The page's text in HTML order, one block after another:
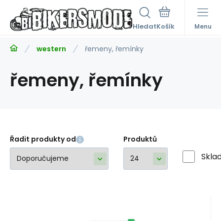
Hledat Menu
western řemeny, řemínky
řemeny, řemínky
Řadit produkty od Produktů